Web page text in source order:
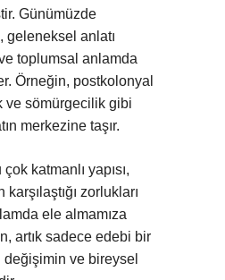
Günümüzde
geleneksel anlatı
toplumsal anlamda
Örneğin, postkolonyal
ve sömürgecilik gibi
merkezine taşır.
katmanlı yapısı,
zorlukları
ele almamıza
artık sadece edebi bir
ve bireysel